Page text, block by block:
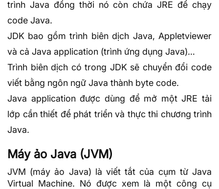
trình Java đồng thời nó còn chứa JRE để chạy
code Java.
JDK bao gồm trình biên dịch Java, Appletviewer
và cả Java application (trình ứng dụng Java)…
Trình biên dịch có trong JDK sẽ chuyển đổi code
viết bằng ngôn ngữ Java thành byte code.
Java application được dùng để mở một JRE tải
lớp cần thiết để phát triển và thực thi chương trình
Java.
Máy ảo Java (JVM)
JVM (máy ảo Java) là viết tắt của cụm từ Java
Virtual Machine. Nó được xem là một công cụ